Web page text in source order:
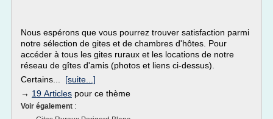
Nous espérons que vous pourrez trouver satisfaction parmi
notre sélection de gites et de chambres d'hôtes. Pour
accéder à tous les gites ruraux et les locations de notre
réseau de gîtes d'amis (photos et liens ci-dessus).
Certains... [suite...]
→ 19 Articles pour ce thème
Voir également :